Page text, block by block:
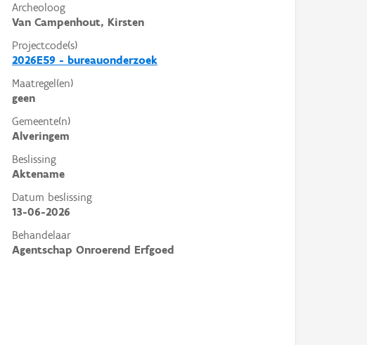
Archeoloog
Van Campenhout, Kirsten
Projectcode(s)
2026E59 - bureauonderzoek
Maatregel(en)
geen
Gemeente(n)
Alveringem
Beslissing
Aktename
Datum beslissing
13-06-2026
Behandelaar
Agentschap Onroerend Erfgoed